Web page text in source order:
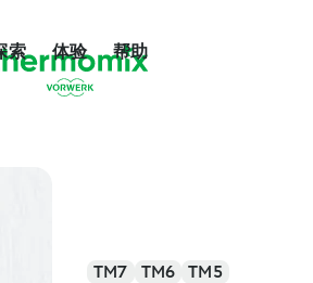
索 体验 帮助
TM7 TM6 TM5